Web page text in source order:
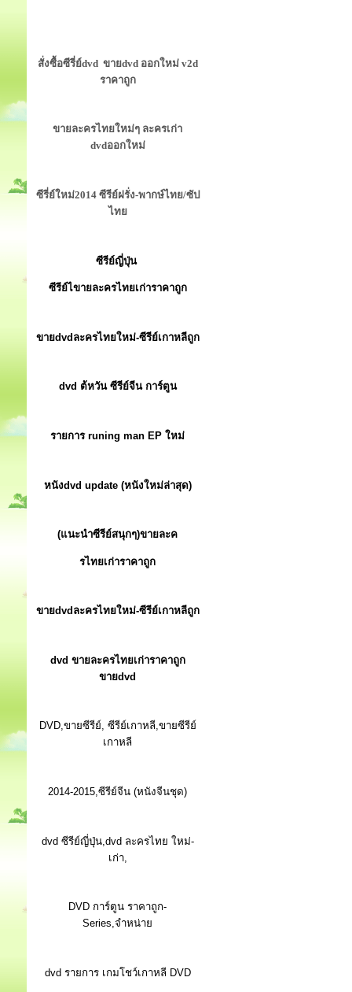
สั่งซื้อซีรี่ย์dvd ขายdvd ออกใหม่ v2d
ราคาถูก
ขายละครไทยใหม่ๆ ละครเก่า
dvdออกใหม่
ซีรี่ย์ใหม่2014 ซีรีย์ฝรั่ง-พากษ์ไทย/ซัป
ไทย
ซีรีย์ญี่ปุ่น
ซีรีย์ไขายละครไทยเก่าราคาถูก
ขายdvdละครไทยใหม่-ซีรีย์เกาหลีถูก
dvd ต้หวัน ซีรีย์จีน การ์ตูน
รายการ runing man EP ใหม่
หนังdvd update (หนังใหม่ล่าสุด)
(แนะนำซีรีย์สนุกๆ)ขายละค
รไทยเก่าราคาถูก
ขายdvdละครไทยใหม่-ซีรีย์เกาหลีถูก
dvd ขายละครไทยเก่าราคาถูก
ขายdvd
DVD,ขายซีรีย์, ซีรีย์เกาหลี,ขายซีรีย์
เกาหลี
2014-2015,ซีรีย์จีน (หนังจีนชุด)
dvd ซีรีย์ญี่ปุ่น,dvd ละครไทย ใหม่-
เก่า,
DVD การ์ตูน ราคาถูก-
Series,จำหน่าย
dvd รายการ เกมโชว์เกาหลี DVD